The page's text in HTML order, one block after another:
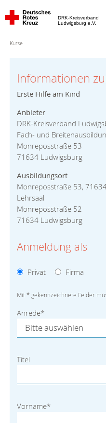
DRK-Kreisverband
Ludwigsburg e.V.
Kurse
Informationen
Erste Hilfe am Kind
Anbieter
DRK-Kreisverband
Fach- und
Monreposstraße 53
71634 Ludwigsburg
Ausbildungsort
Monreposstraße 53,
Lehrsaal
Monreposstraße 52
71634 Ludwigsburg
Anmeldung als
Privat Firma
Mit * gekennzeichnete Felder
Anrede*
Titel
Vorname*